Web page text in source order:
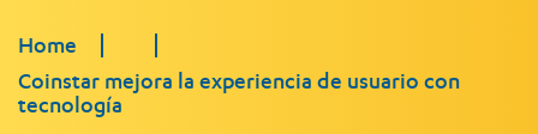
Home
Coinstar mejora la experiencia de usuario con
tecnología